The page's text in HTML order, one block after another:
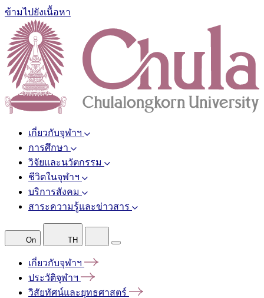
ข้ามไปยังเนื้อหา
เกี่ยวกับจุฬาฯ
การศึกษา
วิจัยและนวัตกรรม
ชีวิตในจุฬาฯ
บริการสังคม
สาระความรู้และข่าวสาร
On TH
เกี่ยวกับจุฬาฯ
ประวัติจุฬาฯ
วิสัยทัศน์และยุทธศาสตร์